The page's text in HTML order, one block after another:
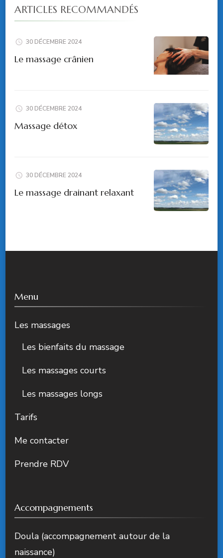
ARTICLES RECOMMANDÉS
30 DÉCEMBRE 2024
Le massage crânien
30 DÉCEMBRE 2024
Massage détox
30 DÉCEMBRE 2024
Le massage drainant relaxant
Menu
Les massages
Les bienfaits du massage
Les massages courts
Les massages longs
Tarifs
Me contacter
Prendre RDV
Accompagnements
Doula (accompagnement autour de la
naissance)